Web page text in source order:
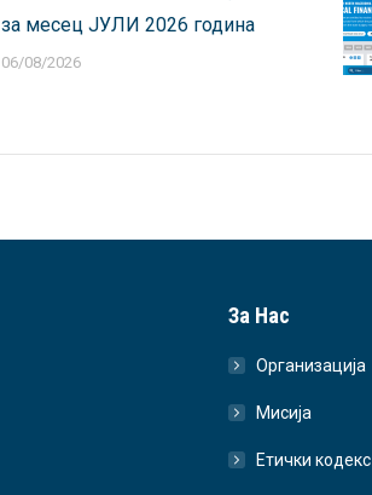
за месец ЈУЛИ 2026 година
06/08/2026
За Нас
Организација
Мисија
Етички кодекс